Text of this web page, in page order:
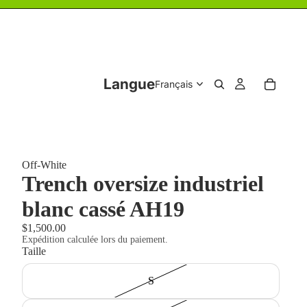
Langue
Off-White
Trench oversize industriel
blanc cassé AH19
$1,500.00
Expédition calculée lors du paiement.
Taille
S